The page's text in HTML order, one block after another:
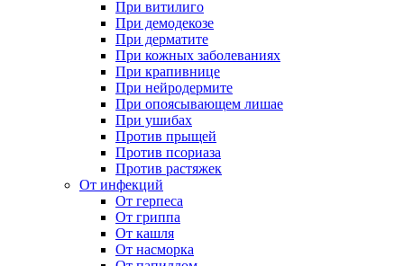
При витилиго
При демодекозе
При дерматите
При кожных заболеваниях
При крапивнице
При нейродермите
При опоясывающем лишае
При ушибах
Против прыщей
Против псориаза
Против растяжек
От инфекций
От герпеса
От гриппа
От кашля
От насморка